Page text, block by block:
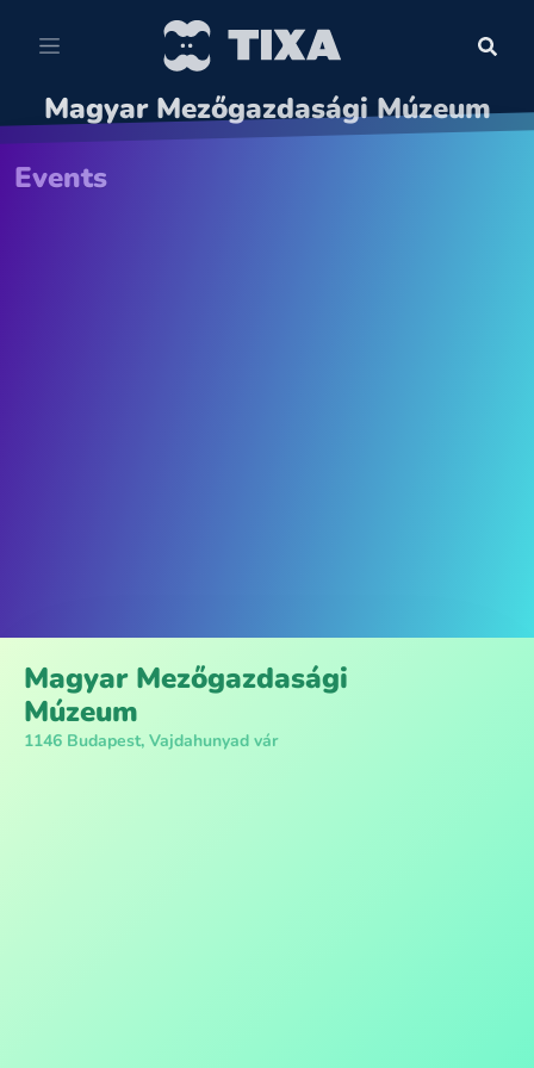
Magyar Mezőgazdasági Múzeum
Events
Magyar Mezőgazdasági
Múzeum
1146 Budapest, Vajdahunyad vár